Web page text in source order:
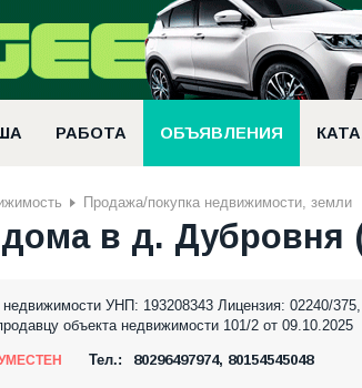
РАБОТА ОБЪЯВЛЕНИЯ
Продажа/покупка недвижимости, земли
в д. Дубровня
УНП: 193208343 Лицензия: 02240/
объекта недвижимости 101/2 от 09.10.2025
Тел.: 80296497974, 80154545048